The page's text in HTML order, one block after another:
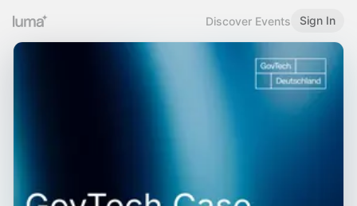
Discover Events Sign In